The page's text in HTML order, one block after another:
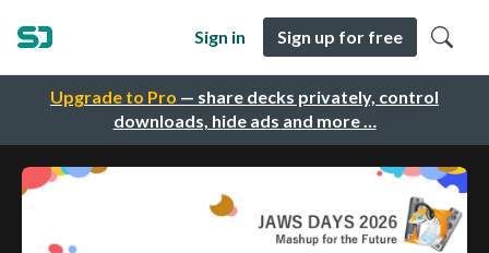
Upgrade to Pro — share decks privately, control
downloads, hide ads and more …
Sign in Sign up for free